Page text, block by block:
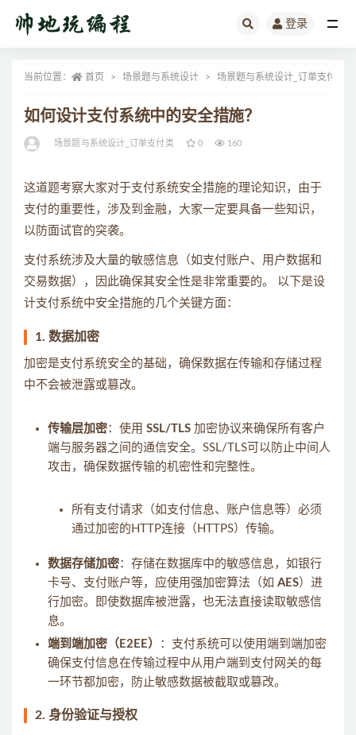
登录
当前位置： 首页 场景题与系统设计 场景题与系统设计_订单支付类
如何设计支付系统中的安全措施？
场景题与系统设计_订单支付类 0 160
这道题考察大家对于支付系统安全措施的理论知识，由于
支付的重要性，涉及到金融，大家一定要具备一些知识，
以防面试官的突袭。
支付系统涉及大量的敏感信息（如支付账户、用户数据和
交易数据），因此确保其安全性是非常重要的。 以下是设
计支付系统中安全措施的几个关键方面：
1. 数据加密
加密是支付系统安全的基础，确保数据在传输和存储过程
中不会被泄露或篡改。
传输层加密：使用 SSL/TLS 加密协议来确保所有客户
端与服务器之间的通信安全。SSL/TLS可以防止中间人
攻击，确保数据传输的机密性和完整性。
所有支付请求（如支付信息、账户信息等）必须
通过加密的HTTP连接（HTTPS）传输。
数据存储加密：存储在数据库中的敏感信息，如银行
卡号、支付账户等，应使用强加密算法（如 AES）进
行加密。即使数据库被泄露，也无法直接读取敏感信
息。
端到端加密（E2EE）
：支付系统可以使用端到端加密
确保支付信息在传输过程中从用户端到支付网关的每
一环节都加密，防止敏感数据被截取或篡改。
2. 身份验证与授权